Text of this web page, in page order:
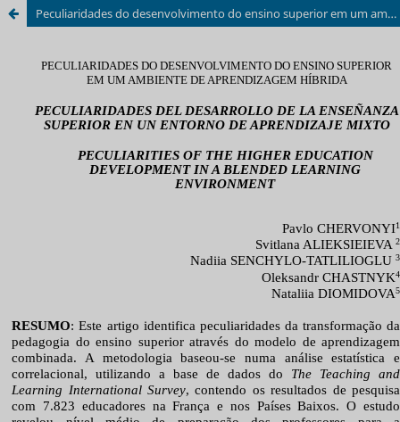
Peculiaridades do desenvolvimento do ensino superior em um ambiente de aprendizagem híbrida